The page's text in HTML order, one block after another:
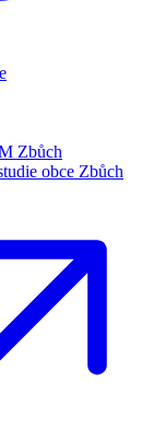
Zbůch
obce Zbůch